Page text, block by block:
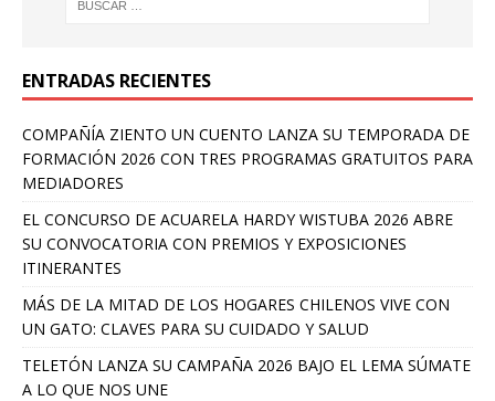
ENTRADAS RECIENTES
COMPAÑÍA ZIENTO UN CUENTO LANZA SU TEMPORADA DE
FORMACIÓN 2026 CON TRES PROGRAMAS GRATUITOS PARA
MEDIADORES
EL CONCURSO DE ACUARELA HARDY WISTUBA 2026 ABRE
SU CONVOCATORIA CON PREMIOS Y EXPOSICIONES
ITINERANTES
MÁS DE LA MITAD DE LOS HOGARES CHILENOS VIVE CON
UN GATO: CLAVES PARA SU CUIDADO Y SALUD
TELETÓN LANZA SU CAMPAÑA 2026 BAJO EL LEMA SÚMATE
A LO QUE NOS UNE